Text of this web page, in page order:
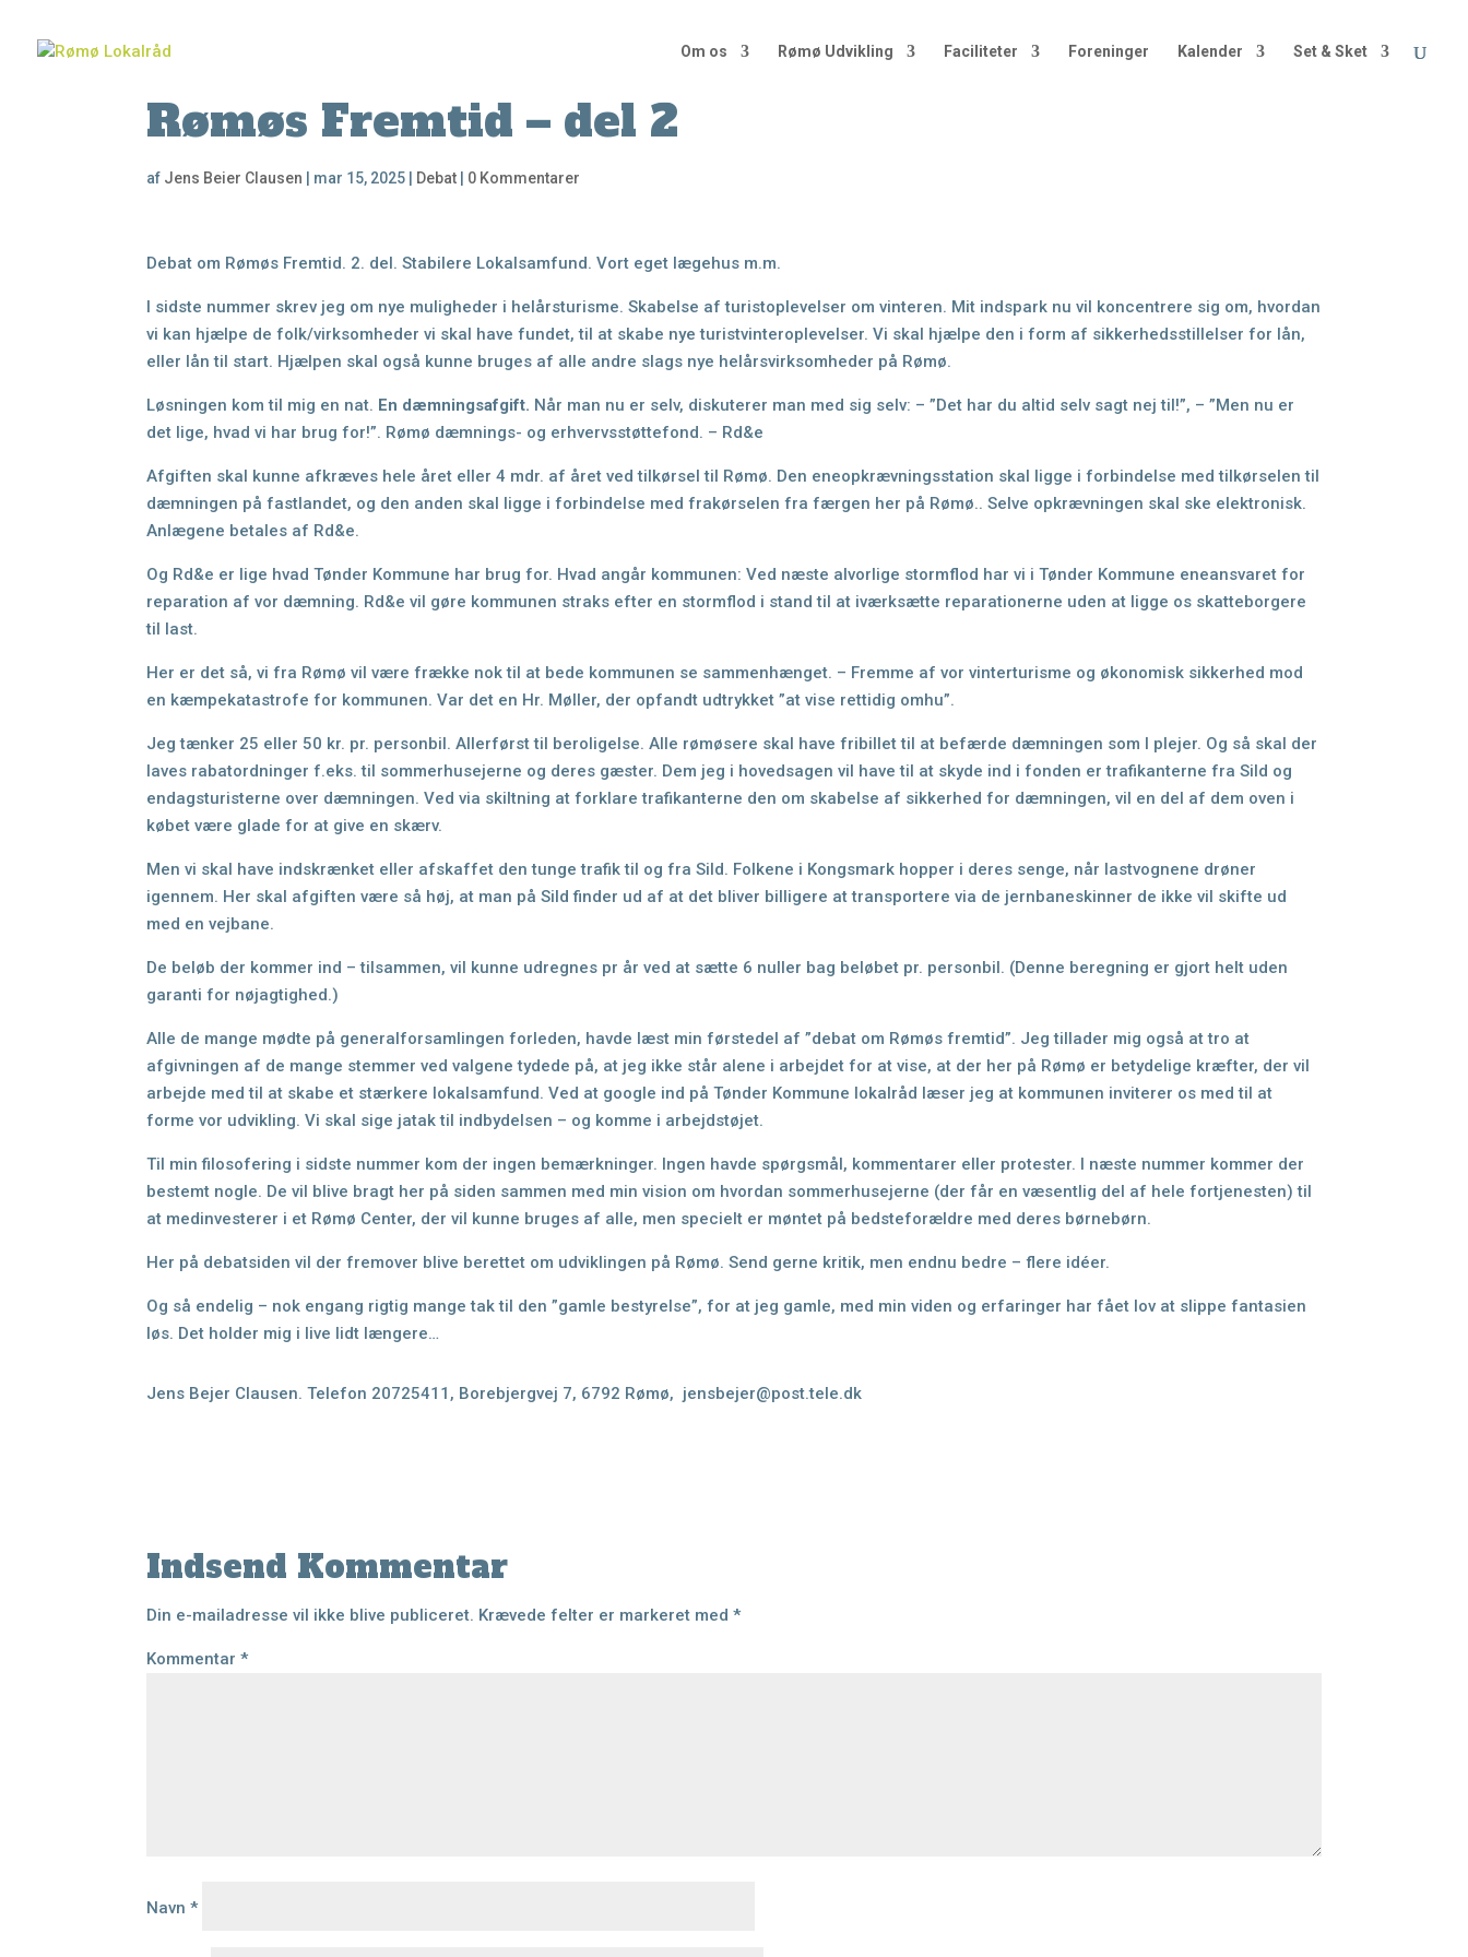
Om os Rømø Udvikling Faciliteter Foreninger Kalender Set & Sket
Rømøs Fremtid – del 2
af Jens Beier Clausen mar 15, 2025 Debat 0 Kommentarer
Debat om Rømøs Fremtid. 2. del. Stabilere Lokalsamfund. Vort eget lægehus m.m.
I sidste nummer skrev jeg om nye muligheder i helårsturisme. Skabelse af turistoplevelser om vinteren. Mit indspark nu vil koncentrere sig om, hvordan
vi kan hjælpe de folk/virksomheder vi skal have fundet, til at skabe nye turistvinteroplevelser. Vi skal hjælpe den i form af sikkerhedsstillelser for lån,
eller lån til start. Hjælpen skal også kunne bruges af alle andre slags nye helårsvirksomheder på Rømø.
Løsningen kom til mig en nat. En dæmningsafgift. Når man nu er selv, diskuterer man med sig selv: –”Det har du altid selv sagt nej til!”, –”Men nu er
det lige, hvad vi har brug for!”. Rømø dæmnings- og erhvervsstøttefond. – Rd&e
Afgiften skal kunne afkræves hele året eller 4 mdr. af året ved tilkørsel til Rømø. Den eneopkrævningsstation skal ligge i forbindelse med tilkørselen til
dæmningen på fastlandet, og den anden skal ligge i forbindelse medfrakørselen fra færgen her på Rømø.. Selve opkrævningen skal ske elektronisk.
Anlægene betales af Rd&e.
Og Rd&e er lige hvad Tønder Kommune har brug for. Hvad angår kommunen: Ved næste alvorlige stormflod har vi i Tønder Kommune eneansvaret for
reparation af vor dæmning. Rd&e vil gøre kommunen straks efter en stormflod i stand til at iværksætte reparationerne uden at ligge os skatteborgere
til last.
Her er det så, vi fra Rømø vil være frække nok til at bede kommunen se sammenhænget. – Fremme af vorvinterturisme og økonomisk sikkerhed mod
en kæmpekatastrofe for kommunen. Var det en Hr. Møller, der opfandt udtrykket ”at vise rettidig omhu”.
Jeg tænker 25 eller 50 kr. pr. personbil. Allerførst til beroligelse. Alle rømøsere skal have fribillet til at befærde dæmningen som I plejer. Og så skal der
laves rabatordninger f.eks. til sommerhusejerne og deres gæster. Dem jeg i hovedsagen vil have til at skyde ind i fonden er trafikanterne fra Sild og
endagsturisterne over dæmningen. Ved via skiltning at forklare trafikanterne den om skabelse af sikkerhed for dæmningen, vil en del af dem oven i
købet være glade for at give en skærv.
Men vi skal have indskrænket eller afskaffet den tunge trafik til og fra Sild. Folkene i Kongsmark hopper i deres senge, når lastvognene drøner
igennem. Her skal afgiften være så høj, at man på Sild finder ud af at det bliver billigere at transportere via de jernbaneskinner de ikke vil skifte ud
med en vejbane.
De beløb der kommer ind – tilsammen, vil kunne udregnes pr år ved at sætte 6 nuller bag beløbet pr. personbil. (Denne beregning er gjort helt uden
garanti for nøjagtighed.)
Alle de mange mødte på generalforsamlingen forleden, havde læst min førstedel af ”debat om Rømøs fremtid”. Jegtillader mig også at tro at
afgivningen af de mange stemmer ved valgene tydede på, at jeg ikke står alene i arbejdetfor at vise, at der her på Rømø er betydelige kræfter, der vil
arbejde med til at skabe et stærkere lokalsamfund. Ved at google ind på Tønder Kommune lokalråd læser jeg at kommunen inviterer os med til at
forme vor udvikling. Vi skal sige jatak til indbydelsen – og komme i arbejdstøjet.
Til min filosofering i sidste nummer kom der ingen bemærkninger. Ingen havde spørgsmål, kommentarer eller protester. I næste nummer kommer der
bestemt nogle. De vil blive bragt her på siden sammen med min vision om hvordan sommerhusejerne (der får en væsentlig del af hele fortjenesten) til
at medinvesterer i et Rømø Center, dervil kunne bruges af alle, men specielt er møntet på bedsteforældre med deres børnebørn.
Her på debatsiden vil der fremover blive berettet om udviklingen på Rømø. Send gerne kritik, men endnu bedre –flere idéer.
Og så endelig – nok engang rigtig mange tak til den ”gamle bestyrelse”, for at jeg gamle, med min viden og erfaringer har fået lov at slippe fantasien
løs. Det holder mig i live lidt længere…
Jens Bejer Clausen. Telefon 20725411, Borebjergvej 7, 6792 Rømø, jensbejer@post.tele.dk
Indsend Kommentar
Din e-mailadresse vil ikke blive publiceret. Krævede felter er markeret med*
Kommentar*
Navn*